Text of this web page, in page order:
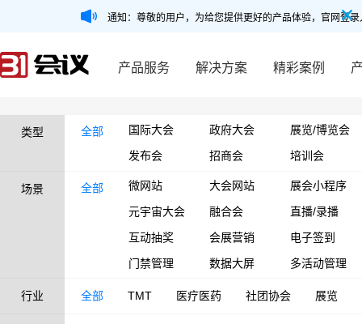
通知：尊敬的用户，为给您提供更好的产品体验，官网登
产品服务 解决方案 精彩案例
类型 全部 国际大会 政府大会
展览/博览会
发布会
招商会 培训会
场景 全部 微网站 大会网站
展会小程序
元宇宙大会
融合会
直播/录播
互动抽奖
会展营销
电子签到
门禁管理
数据大屏 多活动管理
行业 全部 TMT 医疗医药 社团协会 展览